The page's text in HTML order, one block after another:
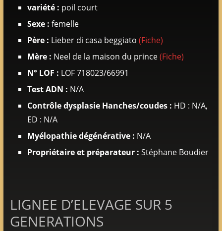
variété : poil court
Sexe : femelle
Père : Lieber di casa beggiato (Fiche)
Mère : Neel de la maison du prince(Fiche)
N° LOF : LOF 718023/66991
Test ADN : N/A
Contrôle dysplasie Hanches/coudes : HD : N/A,
ED : N/A
Myélopathie dégénérative : N/A
Propriétaire et préparateur : Stéphane Boudier
LIGNEE D’ELEVAGE SUR 5
GENERATIONS